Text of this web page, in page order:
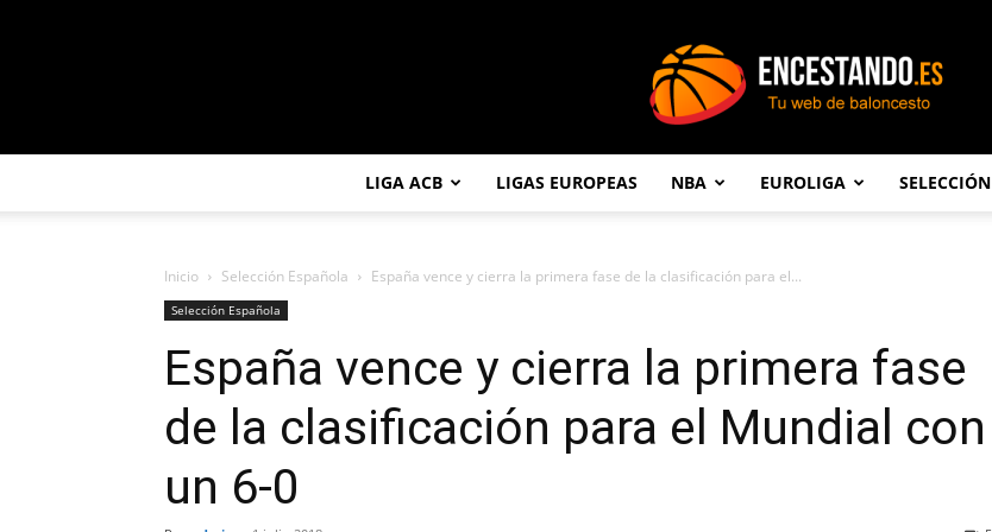
LIGA ACB LIGAS EUROPEAS NBA EUROLIGA SELECCIÓN
Inicio Selección Española España vence y cierra la primera fase de la clasificación para el...
Selección Española
España vence y cierra la primera fase
de la clasificación para el Mundial con
un 6-0